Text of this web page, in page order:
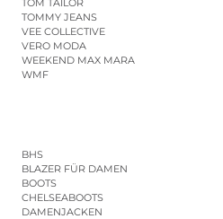
TOM TAILOR
TOMMY JEANS
VEE COLLECTIVE
VERO MODA
WEEKEND MAX MARA
WMF
BHS
BLAZER FÜR DAMEN
BOOTS
CHELSEABOOTS
DAMENJACKEN